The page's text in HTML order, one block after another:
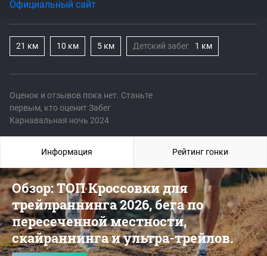
Оценок и отзывов пока нет. Станьте
первым, кто оценит Забег
Карнавальная ночь 2024
Официальный сайт
21 км 10 км 5 км Детский забег 1 км
Обзор: ТОП Кроссовки для
трейлраннинга 2026, бега по
пересеченной местности,
скайраннинга и ультра-трейлов.
Информация Рейтинг гонки